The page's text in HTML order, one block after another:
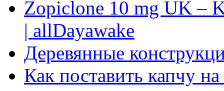
Zopiclone 10 mg UK –
| allDayawake
Деревянные
Как поставить капчу